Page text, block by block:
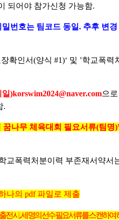
되어야 참가신청 가능함.
밀번호는 팀코드 동일. 추후 변경
확인서(양식#1)‘ 및 ’학교폭력
일)korswim2024@naver.com으로
.
꿈나무 체육대회 필요서류(팀명
교폭력처분이력 부존재서약서
나의pdf 파일로 제출
출전 시 ,세 명의 선수 필요서류를 스캔하여